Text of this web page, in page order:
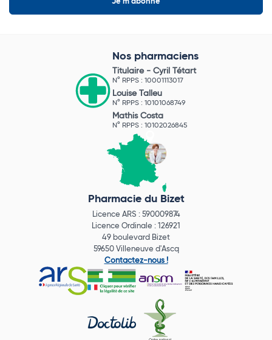
Nos pharmaciens
Titulaire - Cyril Tétart
N° RPPS : 10001113017
Louise Talleu
N° RPPS : 10101068749
Mathis Costa
N° RPPS : 10102026845
Pharmacie du Bizet
Licence ARS : 590009874
Licence Ordinale : 126921
49 boulevard Bizet
59650 Villeneuve d'Ascq
Contactez-nous !